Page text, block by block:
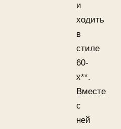
и
ходить
в
стиле
60-
х**.
Вместе
с
ней